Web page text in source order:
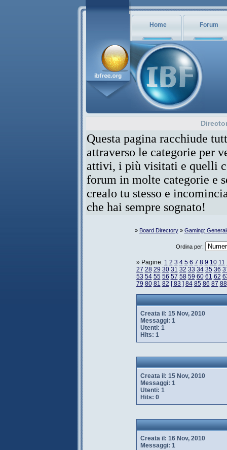
Home Forum
Questa pagina racchiude
attraverso le categorie per
attivi, i più visitati e quelli
forum in molte categorie e
crealo tu stesso e
che hai sempre sognato!
» Board Directory» Gaming:
Ordina per:
» Pagine: 1 2 3 4 5 6 7 8 9 10 11
27 28 29 30 31 32 33 34 35 36
53 54 55 56 57 58 59 60 61 62
79 80 81 82 [ 83 ] 84 85 86 87 88
Creata il: 15 Nov, 2010
Messaggi: 1
Utenti: 1
Hits: 1
Creata il: 15 Nov, 2010
Messaggi: 1
Utenti: 1
Hits: 0
Creata il: 16 Nov, 2010
Messaggi: 1